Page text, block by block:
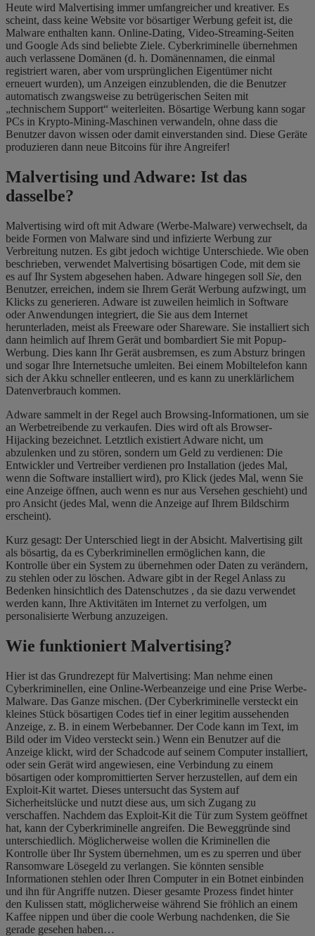
Heute wird Malvertising immer umfangreicher und kreativer. Es
scheint, dass keine Website vor bösartiger Werbung gefeit ist, die
Malware enthalten kann. Online-Dating, Video-Streaming-Seiten
und Google Ads sind beliebte Ziele. Cyberkriminelle übernehmen
auch verlassene Domänen (d. h. Domänennamen, die einmal
registriert waren, aber vom ursprünglichen Eigentümer nicht
erneuert wurden), um Anzeigen einzublenden, die die Benutzer
automatisch zwangsweise zu betrügerischen Seiten mit
„technischem Support“ weiterleiten. Bösartige Werbung kann sogar
PCs in Krypto-Mining-Maschinen verwandeln, ohne dass die
Benutzer davon wissen oder damit einverstanden sind. Diese Geräte
produzieren dann neue Bitcoins für ihre Angreifer!
Malvertising und Adware: Ist das
dasselbe?
Malvertising wird oft mit Adware (Werbe-Malware) verwechselt, da
beide Formen von Malware sind und infizierte Werbung zur
Verbreitung nutzen. Es gibt jedoch wichtige Unterschiede. Wie oben
beschrieben, verwendet Malvertising bösartigen Code, mit dem sie
es auf Ihr System abgesehen haben. Adware hingegen soll Sie, den
Benutzer, erreichen, indem sie Ihrem Gerät Werbung aufzwingt, um
Klicks zu generieren. Adware ist zuweilen heimlich in Software
oder Anwendungen integriert, die Sie aus dem Internet
herunterladen, meist als Freeware oder Shareware. Sie installiert sich
dann heimlich auf Ihrem Gerät und bombardiert Sie mit Popup-
Werbung. Dies kann Ihr Gerät ausbremsen, es zum Absturz bringen
und sogar Ihre Internetsuche umleiten. Bei einem Mobiltelefon kann
sich der Akku schneller entleeren, und es kann zu unerklärlichem
Datenverbrauch kommen.
Adware sammelt in der Regel auch Browsing-Informationen, um sie
an Werbetreibende zu verkaufen. Dies wird oft als Browser-
Hijacking bezeichnet. Letztlich existiert Adware nicht, um
abzulenken und zu stören, sondern um Geld zu verdienen: Die
Entwickler und Vertreiber verdienen pro Installation (jedes Mal,
wenn die Software installiert wird), pro Klick (jedes Mal, wenn Sie
eine Anzeige öffnen, auch wenn es nur aus Versehen geschieht) und
pro Ansicht (jedes Mal, wenn die Anzeige auf Ihrem Bildschirm
erscheint).
Kurz gesagt: Der Unterschied liegt in der Absicht. Malvertising gilt
als bösartig, da es Cyberkriminellen ermöglichen kann, die
Kontrolle über ein System zu übernehmen oder Daten zu verändern,
zu stehlen oder zu löschen. Adware gibt in der Regel Anlass zu
Bedenken hinsichtlich des Datenschutzes , da sie dazu verwendet
werden kann, Ihre Aktivitäten im Internet zu verfolgen, um
personalisierte Werbung anzuzeigen.
Wie funktioniert Malvertising?
Hier ist das Grundrezept für Malvertising: Man nehme einen
Cyberkriminellen, eine Online-Werbeanzeige und eine Prise Werbe-
Malware. Das Ganze mischen. (Der Cyberkriminelle versteckt ein
kleines Stück bösartigen Codes tief in einer legitim aussehenden
Anzeige, z. B. in einem Werbebanner. Der Code kann im Text, im
Bild oder im Video versteckt sein.) Wenn ein Benutzer auf die
Anzeige klickt, wird der Schadcode auf seinem Computer installiert,
oder sein Gerät wird angewiesen, eine Verbindung zu einem
bösartigen oder kompromittierten Server herzustellen, auf dem ein
Exploit-Kit wartet. Dieses untersucht das System auf
Sicherheitslücke und nutzt diese aus, um sich Zugang zu
verschaffen. Nachdem das Exploit-Kit die Tür zum System geöffnet
hat, kann der Cyberkriminelle angreifen. Die Beweggründe sind
unterschiedlich. Möglicherweise wollen die Kriminellen die
Kontrolle über Ihr System übernehmen, um es zu sperren und über
Ransomware Lösegeld zu verlangen. Sie könnten sensible
Informationen stehlen oder Ihren Computer in ein Botnet einbinden
und ihn für Angriffe nutzen. Dieser gesamte Prozess findet hinter
den Kulissen statt, möglicherweise während Sie fröhlich an einem
Kaffee nippen und über die coole Werbung nachdenken, die Sie
gerade gesehen haben…